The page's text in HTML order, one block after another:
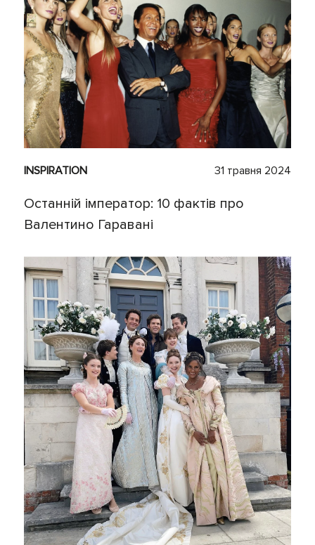
INSPIRATION 31 травня 2024
Останній імператор: 10 фактів про
Валентино Гаравані